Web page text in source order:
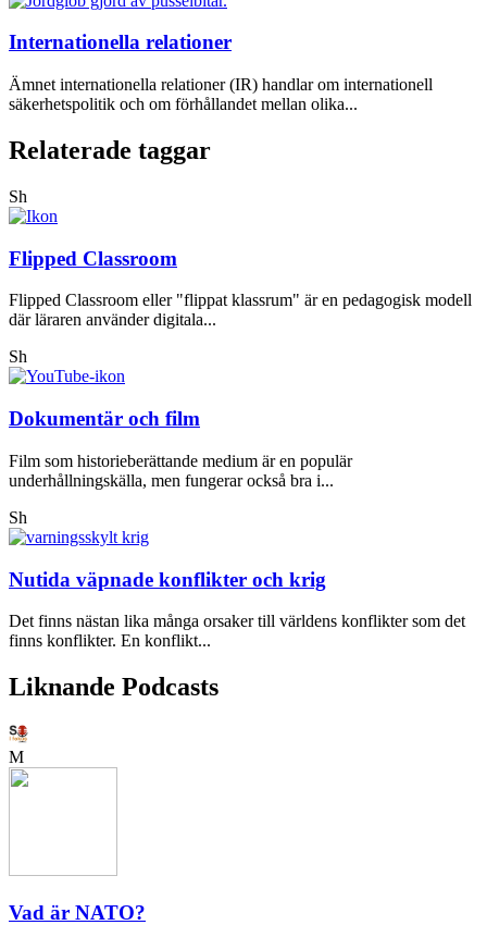
Internationella relationer
Ämnet internationella relationer (IR) handlar om internationell
säkerhetspolitik och om förhållandet mellan olika...
Relaterade taggar
Sh
Flipped Classroom
Flipped Classroom eller "flippat klassrum" är en pedagogisk modell
där läraren använder digitala...
Sh
Dokumentär och film
Film som historieberättande medium är en populär
underhållningskälla, men fungerar också bra i...
Sh
Nutida väpnade konflikter och krig
Det finns nästan lika många orsaker till världens konflikter som det
finns konflikter. En konflikt...
Liknande Podcasts
M
Vad är NATO?